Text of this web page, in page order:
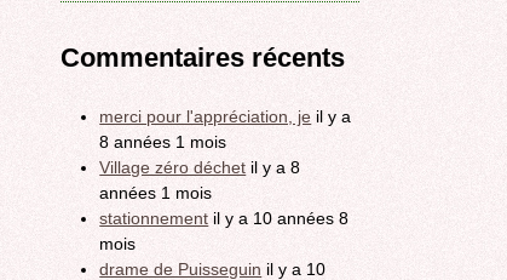
Commentaires récents
merci pour l'appréciation, je il y a
8 années 1 mois
Village zéro déchet il y a 8
années 1 mois
stationnement il y a 10 années 8
mois
drame de Puisseguin il y a 10